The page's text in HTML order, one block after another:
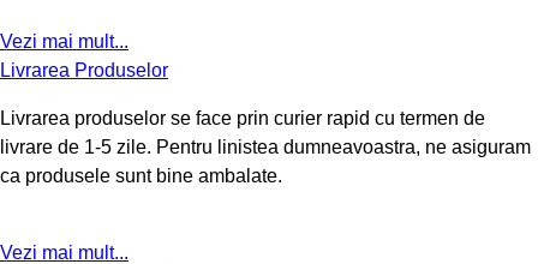
Vezi mai mult...
Livrarea Produselor
Livrarea produselor se face prin curier rapid cu termen de
livrare de 1-5 zile. Pentru linistea dumneavoastra, ne asiguram
ca produsele sunt bine ambalate.
Vezi mai mult...